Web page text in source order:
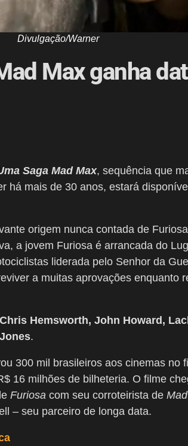
Divulgação/Warner
Max ganha
Saga Mad Max, sequência que
há mais de 30 anos, estará
origem nunca contada de
a jovem Furiosa é arrancada do
liderada pelo Senhor da
a muitas aprovações enquanto
Hemsworth, John Howard,
.
300 mil brasileiros aos cinemas no
16 milhões de bilheteria. O filme
Furiosa com seu corroteirista de
– seu parceiro de longa data.